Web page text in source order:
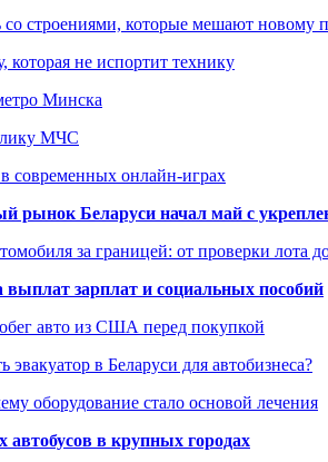
со строениями, которые мешают новому
которая не испортит технику
Минска
МЧС
современных онлайн-играх
рынок Беларуси начал май с
за границей: от проверки лота
зарплат и социальных пособий
авто из США перед покупкой
в Беларуси для автобизнеса?
оборудование стало основой лечения
в крупных городах